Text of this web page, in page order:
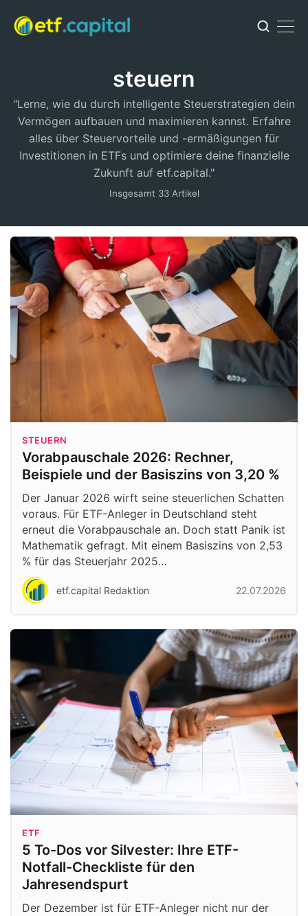
steuern
"Lerne, wie du durch intelligente Steuerstrategien dein
Vermögen aufbauen und maximieren kannst. Erfahre
alles über Steuervorteile und -ermäßigungen für
Investitionen in ETFs und optimiere deine finanzielle
Zukunft auf etf.capital."
Insgesamt 33 Artikel
STEUERN
Vorabpauschale 2026: Rechner,
Beispiele und der Basiszins von 3,20 %
Der Januar 2026 wirft seine steuerlichen Schatten
voraus. Für ETF-Anleger in Deutschland steht
erneut die Vorabpauschale an. Doch statt Panik ist
Mathematik gefragt. Mit einem Basiszins von 2,53
% für das Steuerjahr 2025…
etf.capital Redaktion 22.07.2026
ETF
5 To-Dos vor Silvester: Ihre ETF-
Notfall-Checkliste für den
Jahresendspurt
Der Dezember ist für ETF-Anleger nicht nur der